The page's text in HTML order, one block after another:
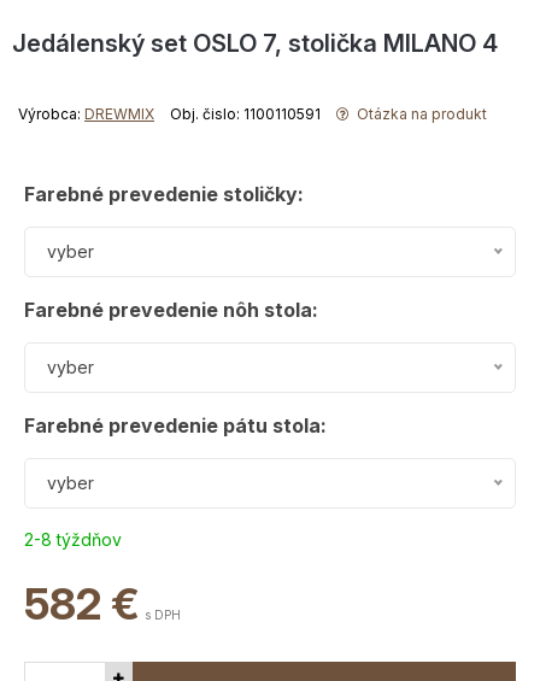
Jedálenský set OSLO 7, stolička MILANO 4
Výrobca: DREWMIX Obj. čislo: 1100110591 Otázka na produkt
Farebné prevedenie stoličky:
vyber
Farebné prevedenie nôh stola:
vyber
Farebné prevedenie pátu stola:
vyber
2-8 týždňov
582 € s DPH